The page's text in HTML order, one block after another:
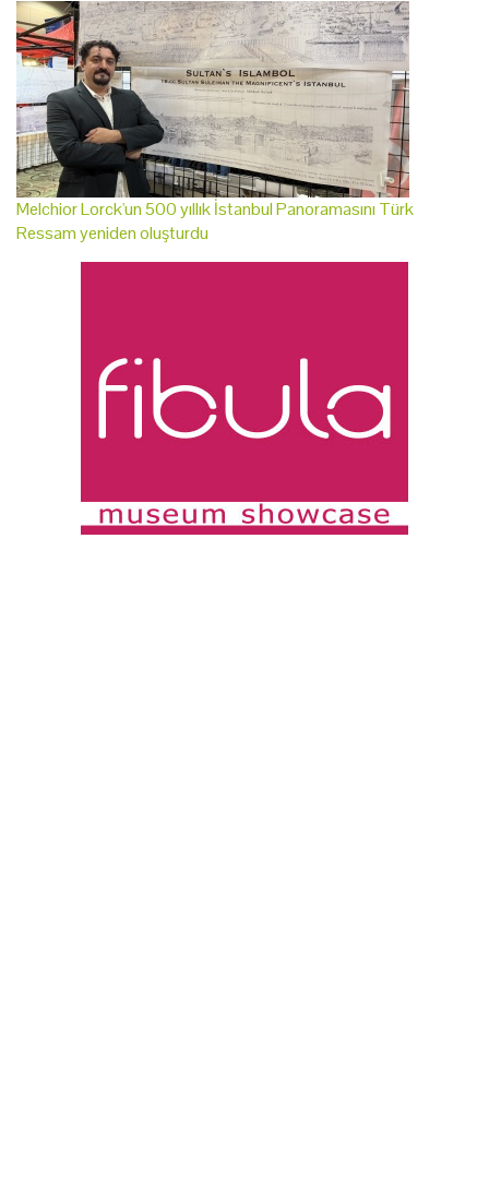
Melchior Lorck'un 500 yıllık İstanbul Panoramasını Türk
Ressam yeniden oluşturdu